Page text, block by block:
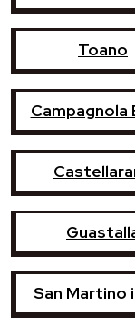
Toano
Campagnola
San Martino